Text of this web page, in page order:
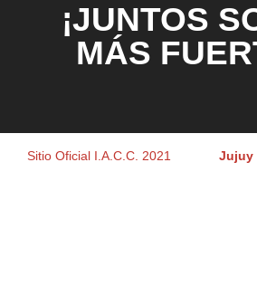
¡JUNTOS
MÁS
Sitio Oficial I.A.C.C. 2021 Jujuy